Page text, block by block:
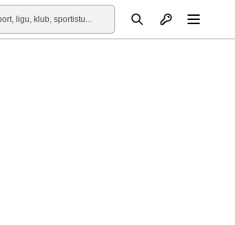
Otvori profil